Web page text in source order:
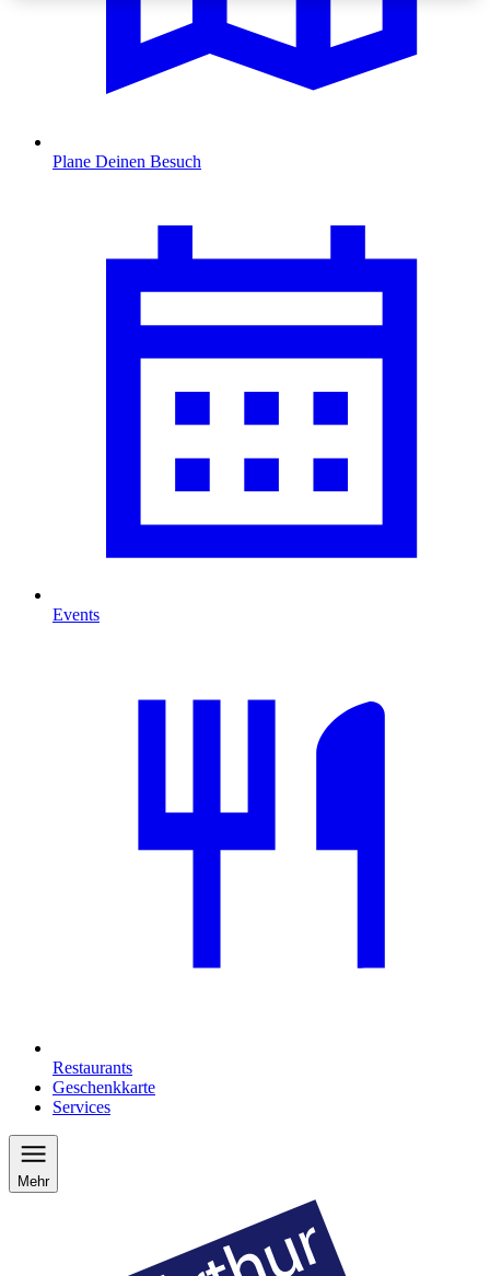
Plane Deinen Besuch
Events
Restaurants
Geschenkkarte
Services
Mehr